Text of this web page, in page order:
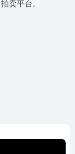
卖平台。